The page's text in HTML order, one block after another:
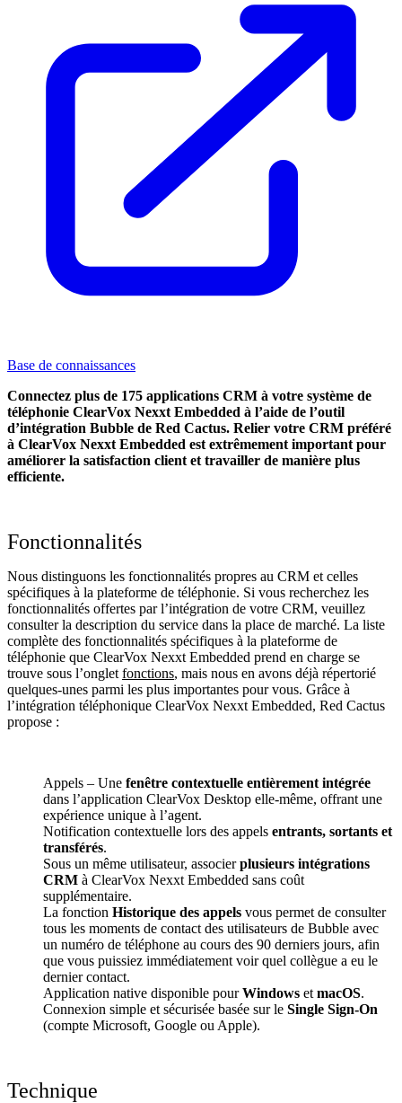
Base de connaissances
Connectez plus de 175 applications CRM à votre système de
téléphonie ClearVox Nexxt Embedded à l’aide de l’outil
d’intégration Bubble de Red Cactus. Relier votre CRM préféré
à ClearVox Nexxt Embedded est extrêmement important pour
améliorer la satisfaction client et travailler de manière plus
efficiente.
Fonctionnalités
Nous distinguons les fonctionnalités propres au CRM et celles
spécifiques à la plateforme de téléphonie. Si vous recherchez les
fonctionnalités offertes par l’intégration de votre CRM, veuillez
consulter la description du service dans la place de marché. La liste
complète des fonctionnalités spécifiques à la plateforme de
téléphonie que ClearVox Nexxt Embedded prend en charge se
trouve sous l’onglet fonctions, mais nous en avons déjà répertorié
quelques-unes parmi les plus importantes pour vous. Grâce à
l’intégration téléphonique ClearVox Nexxt Embedded, Red Cactus
propose :
Appels – Une fenêtre contextuelle entièrement intégrée
dans l’application ClearVox Desktop elle-même, offrant une
expérience unique à l’agent.
Notification contextuelle lors des appels entrants, sortants et
transférés.
Sous un même utilisateur, associerplusieurs intégrations
CRM à ClearVox Nexxt Embedded sans coût
supplémentaire.
La fonction Historique des appels vous permet de consulter
tous les moments de contact des utilisateurs de Bubble avec
un numéro de téléphone au cours des 90 derniers jours, afin
que vous puissiez immédiatement voir quel collègue a eu le
dernier contact.
Application native disponible pourWindows et macOS.
Connexion simple et sécurisée basée sur le Single Sign-On
(compte Microsoft, Google ou Apple).
Technique